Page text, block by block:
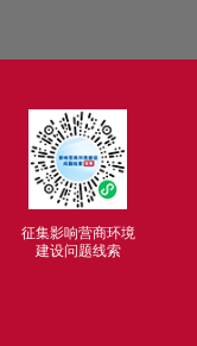
征集影响营商环境
建设问题线索